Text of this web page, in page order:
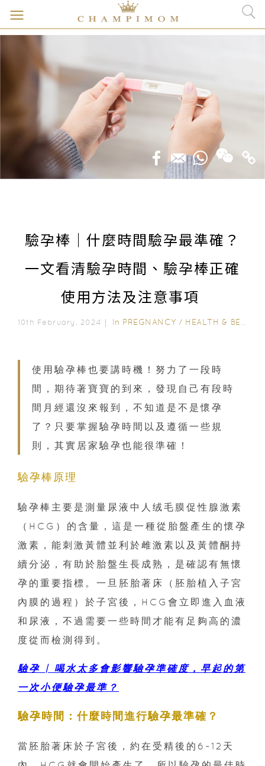
驗孕棒｜什麼時間驗孕最準確？
一文看清驗孕時間、驗孕棒正確
使用方法及注意事項
10th February, 2024｜ In PREGNANCY / HEALTH & BEAUTY
使用驗孕棒也要講時機！努力了一段時
間，期待著寶寶的到來，發現自己有段時
間月經還沒來報到，不知道是不是懷孕
了？只要掌握驗孕時間以及遵循一些規
則，其實居家驗孕也能很準確！
驗孕棒原理
驗孕棒主要是測量尿液中人绒毛膜促性腺激素
（HCG）的含量，這是一種從胎盤產生的懷孕
激素，能刺激黃體並利於雌激素以及黃體酮持
續分泌，有助於胎盤生長成熟，是確認有無懷
孕的重要指標。一旦胚胎著床（胚胎植入子宮
內膜的過程）於子宮後，HCG會立即進入血液
和尿液，不過需要一些時間才能有足夠高的濃
度從而檢測得到。
驗孕 | 喝水太多會影響驗孕準確度，早起的第
一次小便驗孕最準？
驗孕時間：什麼時間進行驗孕最準確？
當胚胎著床於子宮後，約在受精後的6~12天